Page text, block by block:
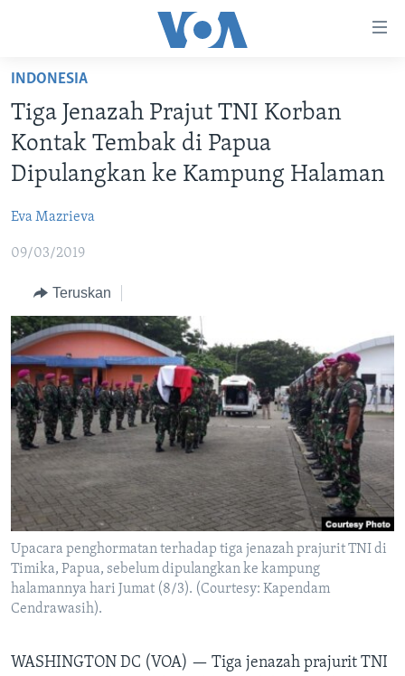
Akses
Lanjut
ke
Konten
Utama
Lanjut
ke
Utama
Lanjut
Pencarian
DUNIA
VIDEO
DAFTAR PROGRAM
IKUTI KAMI
Bahasa-bahasa
INDONESIA
Tiga Jenazah Prajut TNI Korban
Kontak Tembak di Papua
Dipulangkan ke Kampung Halaman
Eva Mazrieva
09/03/2019
Teruskan
Upacara penghormatan terhadap tiga jenazah prajurit TNI di
Timika, Papua, sebelum dipulangkan ke kampung
halamannya hari Jumat (8/3). (Courtesy: Kapendam
Cendrawasih).
WASHINGTON DC (VOA) — Tiga jenazah prajurit TNI